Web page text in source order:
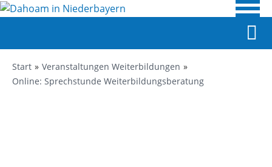
Start
Veranstaltungen Weiterbildungen
Online: Sprechstunde Weiterbildungsberatung